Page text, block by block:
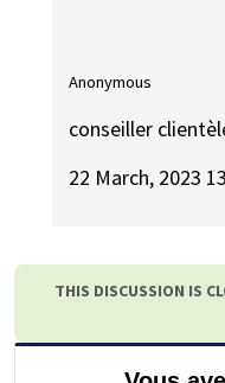
Anonymous
conseiller
22 March, 2023
THIS DISCUSSION IS